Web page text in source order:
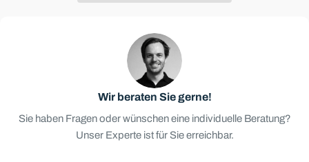
Wir beraten Sie gerne!
Sie haben Fragen oder wünschen eine individuelle Beratung?
Unser Experte ist für Sie erreichbar.